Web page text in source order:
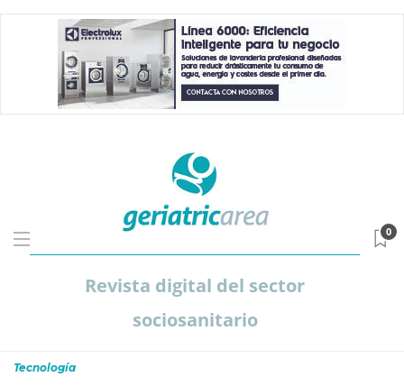
Revista digital del sector
sociosanitario
0
Tecnología